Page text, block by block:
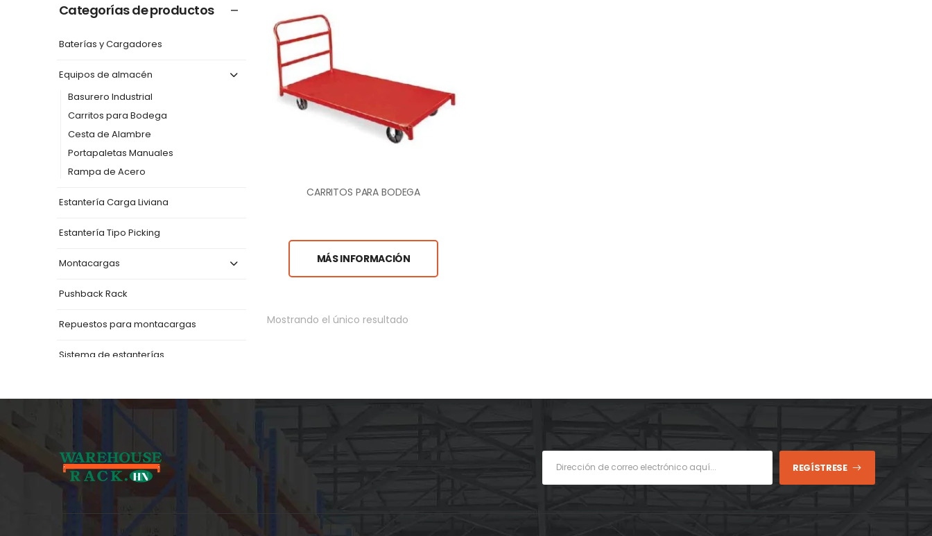
Categorías de productos
Baterías y Cargadores
Equipos de almacén
Basurero Industrial
Carritos para Bodega
Cesta de Alambre
Portapaletas Manuales
Rampa de Acero
Estantería Carga Liviana
Estantería Tipo Picking
Montacargas
Pushback Rack
Repuestos para montacargas
Sistema de estanterías
Nuestros destacados
CARRITOS PARA BODEGA
MÁS INFORMACIÓN
Mostrando el único resultado
REGÍSTRESE